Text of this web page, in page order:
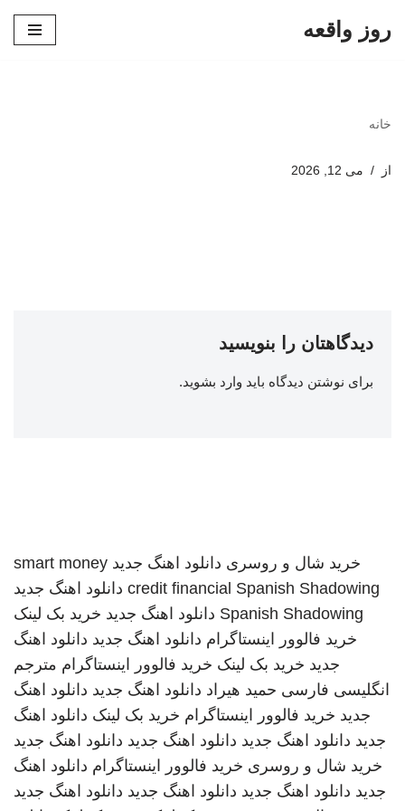
روز واقعه
خانه
از می 12, 2026
دیدگاهتان را بنویسید
برای نوشتن دیدگاه باید وارد بشوید.
خرید شال و روسری دانلود اهنگ جدید smart money
credit financial Spanish Shadowing
دانلود اهنگ جدید
Spanish Shadowing دانلود اهنگ جدید خرید بک لینک
خرید فالوور اینستاگرام دانلود اهنگ جدید دانلود اهنگ
جدید خرید بک لینک خرید فالوور اینستاگرام مترجم
انگلیسی فارسی حمید هیراد دانلود اهنگ جدید دانلود اهنگ
جدید خرید فالوور اینستاگرام خرید بک لینک دانلود اهنگ
جدید دانلود اهنگ جدید دانلود اهنگ جدید دانلود اهنگ جدید
خرید شال و روسری خرید فالوور اینستاگرام دانلود اهنگ
جدید دانلود اهنگ جدید دانلود اهنگ جدید دانلود اهنگ جدید